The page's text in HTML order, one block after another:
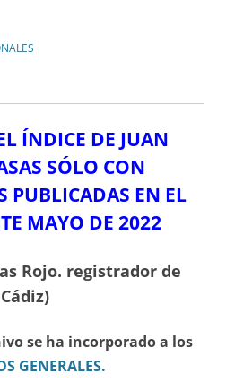
ÍNDICE DE JUAN
SÓLO CON
PUBLICADAS EN EL
MAYO DE 2022
Rojo. registrador de
Cádiz)
se ha incorporado a los
GENERALES.